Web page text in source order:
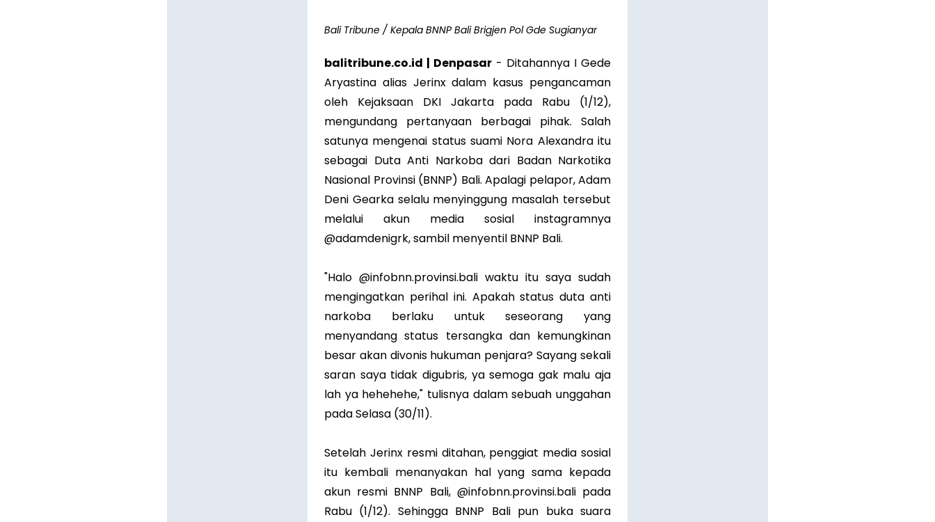
Bali Tribune / Kepala BNNP Bali Brigjen Pol Gde Sugianyar
balitribune.co.id | Denpasar - Ditahannya I Gede
Aryastina alias Jerinx dalam kasus pengancaman
oleh Kejaksaan DKI Jakarta pada Rabu (1/12),
mengundang pertanyaan berbagai pihak. Salah
satunya mengenai status suami Nora Alexandra itu
sebagai Duta Anti Narkoba dari Badan Narkotika
Nasional Provinsi (BNNP) Bali. Apalagi pelapor, Adam
Deni Gearka selalu menyinggung masalah tersebut
melalui akun media sosial instagramnya
@adamdenigrk, sambil menyentil BNNP Bali.
"Halo @infobnn.provinsi.bali waktu itu saya sudah
mengingatkan perihal ini. Apakah status duta anti
narkoba berlaku untuk seseorang yang
menyandang status tersangka dan kemungkinan
besar akan divonis hukuman penjara? Sayang sekali
saran saya tidak digubris, ya semoga gak malu aja
lah ya hehehehe," tulisnya dalam sebuah unggahan
pada Selasa (30/11).
Setelah Jerinx resmi ditahan, penggiat media sosial
itu kembali menanyakan hal yang sama kepada
akun resmi BNNP Bali, @infobnn.provinsi.bali pada
Rabu (1/12). Sehingga BNNP Bali pun buka suara